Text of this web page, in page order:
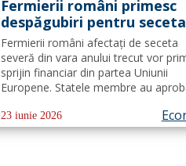
notificări şi vor avea...
Fermierii români primesc
despăgubiri pentru
2025
Fermierii români afectați de seceta
severă din vara anului trecut vor
sprijin financiar din partea Uniunii
Europene. Statele membre au
europeană, iar României îi revin 14,8
milioane de euro pentru
23 iunie 2026